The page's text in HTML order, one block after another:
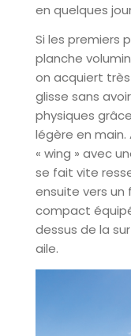
en quelques
Si les premiers
planche
on acquiert
glisse sans
physiques
légère en main.
« wing » avec
se fait vite
ensuite vers
compact
dessus de la
aile.